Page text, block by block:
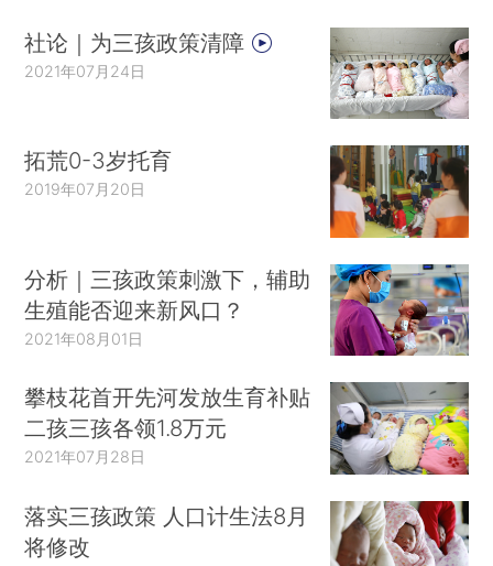
社论｜为三孩政策清障
2021年07月24日
拓荒0-3岁托育
2019年07月20日
分析｜三孩政策刺激下，辅助
生殖能否迎来新风口？
2021年08月01日
攀枝花首开先河发放生育补贴
二孩三孩各领1.8万元
2021年07月28日
落实三孩政策 人口计生法8月
将修改